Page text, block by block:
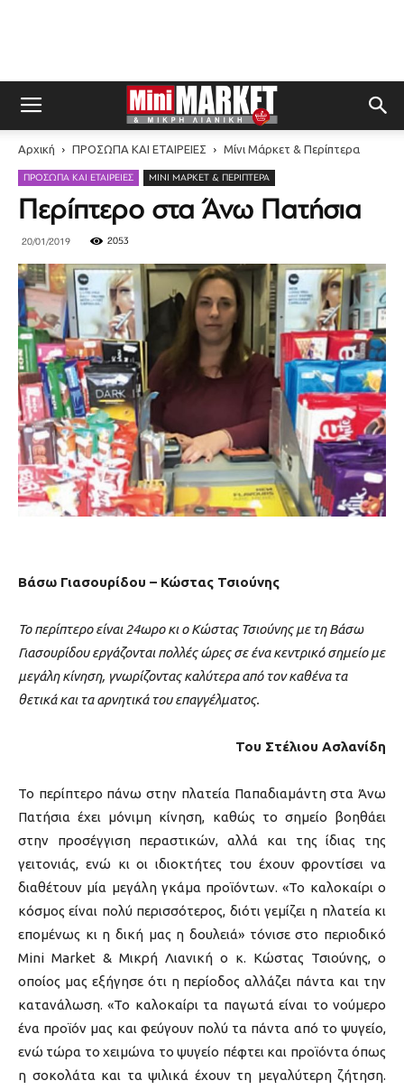
Αρχική ΠΡΟΣΩΠΑ ΚΑΙ ΕΤΑΙΡΕΙΕΣ Μίνι Μάρκετ & Περίπτερα
ΠΡΟΣΩΠΑ ΚΑΙ ΕΤΑΙΡΕΙΕΣ ΜΊΝΙ ΜΆΡΚΕΤ & ΠΕΡΊΠΤΕΡΑ
Περίπτερο στα Άνω Πατήσια
20/01/2019 2053
Βάσω Γιασουρίδου – Κώστας Τσιούνης
Το περίπτερο είναι 24ωρο κι ο Κώστας Τσιούνης με τη Βάσω
Γιασουρίδου εργάζονται πολλές ώρες σε ένα κεντρικό σημείο με
μεγάλη κίνηση, γνωρίζοντας καλύτερα από τον καθένα τα
θετικά και τα αρνητικά του επαγγέλματος.
Του Στέλιου Ασλανίδη
Το περίπτερο πάνω στην πλατεία Παπαδιαμάντη στα Άνω
Πατήσια έχει μόνιμη κίνηση, καθώς το σημείο βοηθάει
στην προσέγγιση περαστικών, αλλά και της ίδιας της
γειτονιάς, ενώ κι οι ιδιοκτήτες του έχουν φροντίσει να
διαθέτουν μία μεγάλη γκάμα προϊόντων. «Το καλοκαίρι ο
κόσμος είναι πολύ περισσότερος, διότι γεμίζει η πλατεία κι
επομένως κι η δική μας η δουλειά» τόνισε στο περιοδικό
Mini Market & Μικρή Λιανική ο κ. Κώστας Τσιούνης, ο
οποίος μας εξήγησε ότι η περίοδος αλλάζει πάντα και την
κατανάλωση. «Το καλοκαίρι τα παγωτά είναι το νούμερο
ένα προϊόν μας και φεύγουν πολύ τα πάντα από το ψυγείο,
ενώ τώρα το χειμώνα το ψυγείο πέφτει και προϊόντα όπως
η σοκολάτα και τα ψιλικά έχουν τη μεγαλύτερη ζήτηση.